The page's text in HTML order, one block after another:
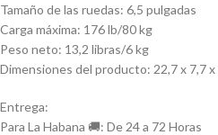
Tamaño de las ruedas: 6,5 pulgadas
Carga máxima: 176 lb/80 kg
Peso neto: 13,2 libras/6 kg
Dimensiones del producto: 22,7 x 7,7 x
Entrega:
Para La Habana 🚚: De 24 a 72 Horas